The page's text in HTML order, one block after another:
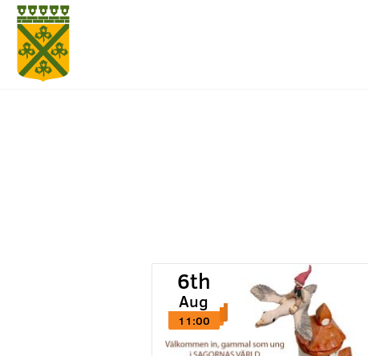
6th
Aug
11:00
6th
Aug
11:00
6th
Aug
11:00